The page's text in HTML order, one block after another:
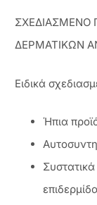
ΣΧΕΔΙΑΣΜΕΝΟ
ΔΕΡΜΑΤΙΚΩΝ
Ειδικά
Ήπια